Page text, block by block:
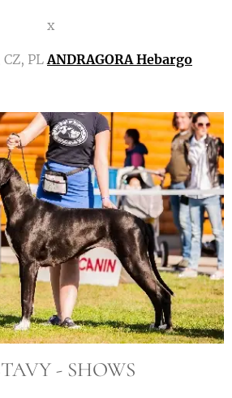
x
CZ, PLANDRAGORA Hebargo
- SHOWS